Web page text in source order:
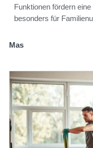
Funktionen fördern
besonders für
Mas